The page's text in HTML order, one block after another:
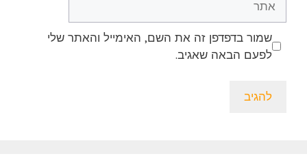
שמור בדפדפן זה את השם, האימייל והאתר שלי
לפעם הבאה שאגיב.